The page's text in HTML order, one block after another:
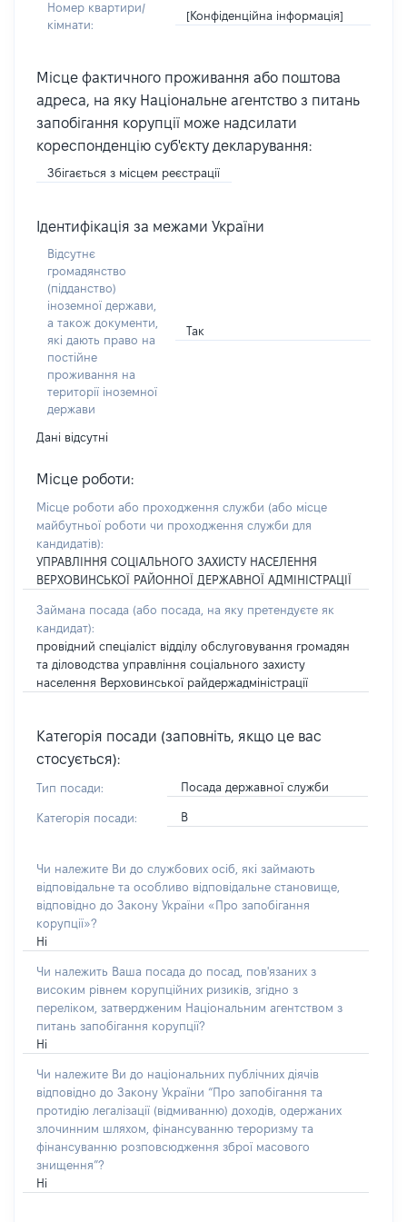
Номер квартири/
кімнати:
[Конфіденційна інформація]
Місце фактичного проживання або поштова
адреса, на яку Національне агентство з питань
запобігання корупції може надсилати
кореспонденцію суб'єкту декларування:
Збігається з місцем реєстрації
Ідентифікація за межами України
Відсутнє
громадянство
(підданство)
іноземної держави,
а також документи,
які дають право на
постійне
проживання на
території іноземної
держави
Так
Дані відсутні
Місце роботи:
Місце роботи або проходження служби (або місце
майбутньої роботи чи проходження служби для
кандидатів):
УПРАВЛІННЯ СОЦІАЛЬНОГО ЗАХИСТУ НАСЕЛЕННЯ
ВЕРХОВИНСЬКОЇ РАЙОННОЇ ДЕРЖАВНОЇ АДМІНІСТРАЦІЇ
Займана посада (або посада, на яку претендуєте як
кандидат):
провідний спеціаліст відділу обслуговування громадян
та діловодства управління соціального захисту
населення Верховинської райдержадміністрації
Категорія посади (заповніть, якщо це вас
стосується):
Тип посади: Посада державної служби
Категорія посади: В
Чи належите Ви до службових осіб, які займають
відповідальне та особливо відповідальне становище,
відповідно до Закону України «Про запобігання
корупції»?
Ні
Чи належить Ваша посада до посад, пов'язаних з
високим рівнем корупційних ризиків, згідно з
переліком, затвердженим Національним агентством з
питань запобігання корупції?
Ні
Чи належите Ви до національних публічних діячів
відповідно до Закону України “Про запобігання та
протидію легалізації (відмиванню) доходів, одержаних
злочинним шляхом, фінансуванню тероризму та
фінансуванню розповсюдження зброї масового
знищення”?
Ні